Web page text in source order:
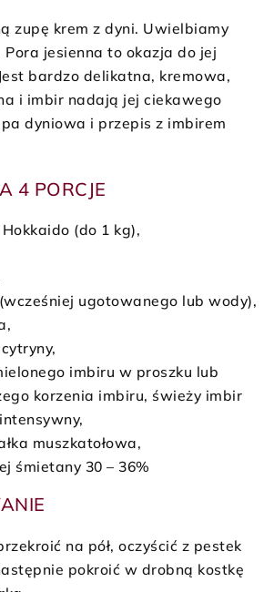
zupę krem z dyni. Uwielbiamy
jesienna to okazja do jej
bardzo delikatna, kremowa,
i imbir nadają jej ciekawego
dyniowa i przepis z imbirem
4 PORCJE
(do 1 kg),
ugotowanego lub wody),
imbiru w proszku lub
korzenia imbiru, świeży imbir
muszkatołowa,
śmietany 30 – 36%
na pół, oczyścić z pestek
pokroić w drobną kostkę